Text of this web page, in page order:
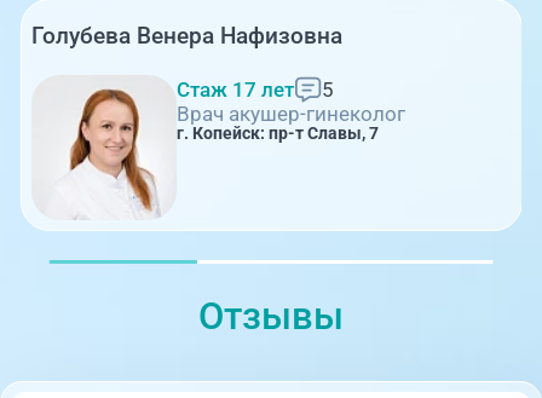
Голубева Венера Нафизовна
Стаж 17 лет
5
Врач акушер-гинеколог
г. Копейск: пр-т Славы, 7
Отзывы